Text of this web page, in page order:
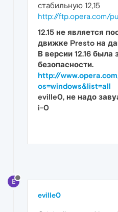
стабильную 12,15
http://ftp.opera.com/
12.15 не является
движке Presto на
В версии 12.16 была
безопасности.
http://
os=windows&list=all
eville0, не надо
i-0
E
eville0